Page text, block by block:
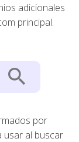
adicionales
principal.
search
por
usar al buscar